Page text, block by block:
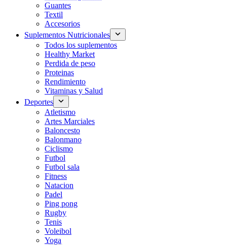
Guantes
Textil
Accesorios
Suplementos Nutricionales
Todos los suplementos
Healthy Market
Perdida de peso
Proteinas
Rendimiento
Vitaminas y Salud
Deportes
Atletismo
Artes Marciales
Baloncesto
Balonmano
Ciclismo
Futbol
Futbol sala
Fitness
Natacion
Padel
Ping pong
Rugby
Tenis
Voleibol
Yoga